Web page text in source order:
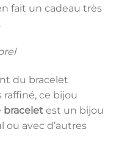
fait un cadeau très
du bracelet
ce bijou
bracelet est un bijou
avec d’autres